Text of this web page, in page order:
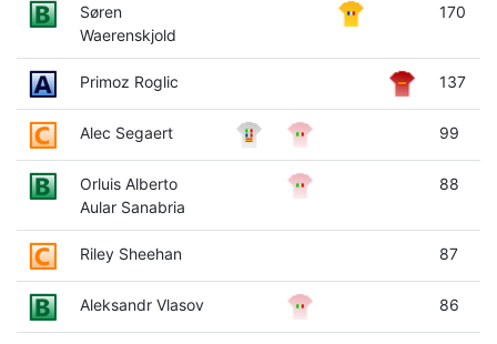
Søren
Waerenskjold
170
Primoz Roglic 137
Alec Segaert 99
Orluis Alberto
Aular Sanabria
88
Riley Sheehan 87
Aleksandr Vlasov 86